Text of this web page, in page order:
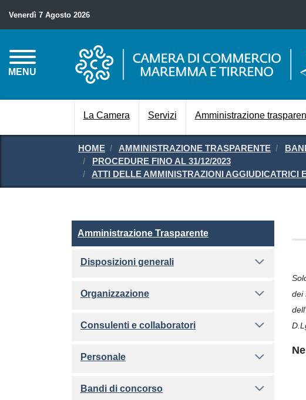
Venerdì 7 Agosto 2026
MENU
La Camera Servizi Amministrazione
HOME AMMINISTRAZIONE TRASPARENTE
PROCEDURE FINO AL 31/12/2023
ATTI DELLE AMMINISTRAZIONI AGGIUDICATRICI
dei
Amministrazione Trasparente
Amministrazione Trasparente
Disposizioni generali
Organizzazione
Consulenti e collaboratori
Personale
Bandi di concorso